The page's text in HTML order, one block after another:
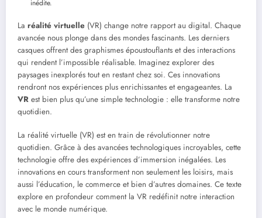
inédite.
La réalité virtuelle (VR) change notre rapport au digital. Chaque
avancée nous plonge dans des mondes fascinants. Les derniers
casques offrent des graphismes époustouflants et des interactions
qui rendent l’impossible réalisable. Imaginez explorer des
paysages inexplorés tout en restant chez soi. Ces innovations
rendront nos expériences plus enrichissantes et engageantes. La
VR est bien plus qu’une simple technologie : elle transforme notre
quotidien.
La réalité virtuelle (VR) est en train de révolutionner notre
quotidien. Grâce à des avancées technologiques incroyables, cette
technologie offre des expériences d’immersion inégalées. Les
innovations en cours transforment non seulement les loisirs, mais
aussi l’éducation, le commerce et bien d’autres domaines. Ce texte
explore en profondeur comment la VR redéfinit notre interaction
avec le monde numérique.